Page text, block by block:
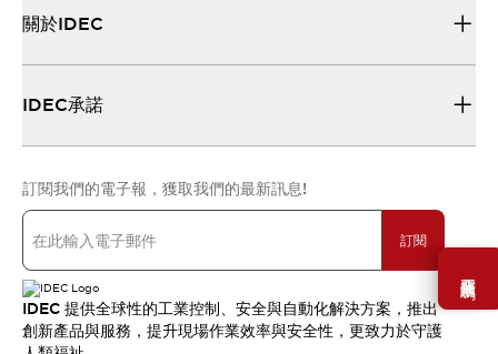
需要幫助嗎？
關於IDEC
IDEC承諾
訂閱我們的電子報，獲取我們的最新訊息!
訂閱
IDEC 提供全球性的工業控制、安全與自動化解決方案，推出
創新產品與服務，提升現場作業效率與安全性，更致力於守護